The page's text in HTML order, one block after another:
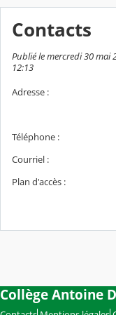
Contacts
Publié le mercredi 30 mai
12:13
Adresse :
Téléphone :
Courriel :
Plan d'accès :
Collège Antoine